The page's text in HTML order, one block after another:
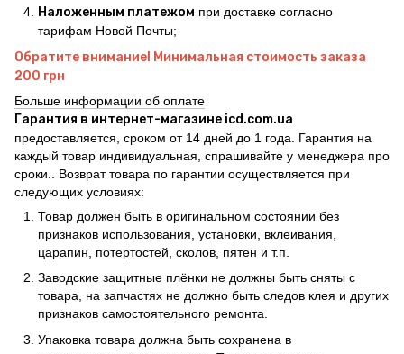
Наложенным платежом при доставке согласно
тарифам Новой Почты;
Обратите внимание! Минимальная стоимость заказа
200 грн
Больше информации об оплате
Гарантия в интернет-магазине icd.com.ua
предоставляется, сроком от 14 дней до 1 года. Гарантия на
каждый товар индивидуальная, спрашивайте у менеджера про
сроки.. Возврат товара по гарантии осуществляется при
следующих условиях:
Товар должен быть в оригинальном состоянии без
признаков использования, установки, вклеивания,
царапин, потертостей, сколов, пятен и т.п.
Заводские защитные плёнки не должны быть сняты с
товара, на запчастях не должно быть следов клея и других
признаков самостоятельного ремонта.
Упаковка товара должна быть сохранена в